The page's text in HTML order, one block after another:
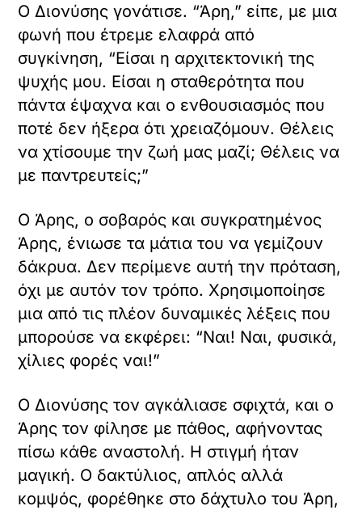
Ο Διονύσης γονάτισε. “Άρη,” είπε, με μια
φωνή που έτρεμε ελαφρά από
συγκίνηση, “Είσαι η αρχιτεκτονική της
ψυχής μου. Είσαι η σταθερότητα που
πάντα έψαχνα και ο ενθουσιασμός που
ποτέ δεν ήξερα ότι χρειαζόμουν. Θέλεις
να χτίσουμε την ζωή μας μαζί; Θέλεις να
με παντρευτείς;”
Ο Άρης, ο σοβαρός και συγκρατημένος
Άρης, ένιωσε τα μάτια του να γεμίζουν
δάκρυα. Δεν περίμενε αυτή την πρόταση,
όχι με αυτόν τον τρόπο. Χρησιμοποίησε
μια από τις πλέον δυναμικές λέξεις που
μπορούσε να εκφέρει: “Ναι! Ναι, φυσικά,
χίλιες φορές ναι!”
Ο Διονύσης τον αγκάλιασε σφιχτά, και ο
Άρης τον φίλησε με πάθος, αφήνοντας
πίσω κάθε αναστολή. Η στιγμή ήταν
μαγική. Ο δακτύλιος, απλός αλλά
κομψός, φορέθηκε στο δάχτυλο του Άρη,